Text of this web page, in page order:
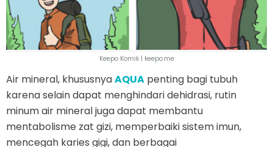
Keepo Komik | keepo.me
Air mineral, khususnyaAQUA penting bagi tubuh
karena selain dapat menghindari dehidrasi, rutin
minum air mineral juga dapat membantu
mentabolisme zat gizi, memperbaiki sistem imun,
mencegah karies gigi, dan berbagai